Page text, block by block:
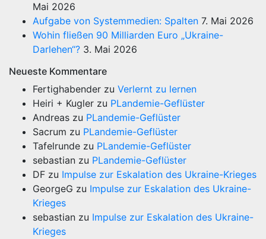
Mai 2026
Aufgabe von Systemmedien: Spalten 7. Mai 2026
Wohin fließen 90 Milliarden Euro „Ukraine-
Darlehen“? 3. Mai 2026
Neueste Kommentare
Fertighabender zu Verlernt zu lernen
Heiri + Kugler zu PLandemie-Geflüster
Andreas zu PLandemie-Geflüster
Sacrum zu PLandemie-Geflüster
Tafelrunde zu PLandemie-Geflüster
sebastian zu PLandemie-Geflüster
DF zu Impulse zur Eskalation des Ukraine-Krieges
GeorgeG zu Impulse zur Eskalation des Ukraine-
Krieges
sebastian zu Impulse zur Eskalation des Ukraine-
Krieges